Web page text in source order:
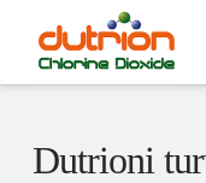
Dutrioni